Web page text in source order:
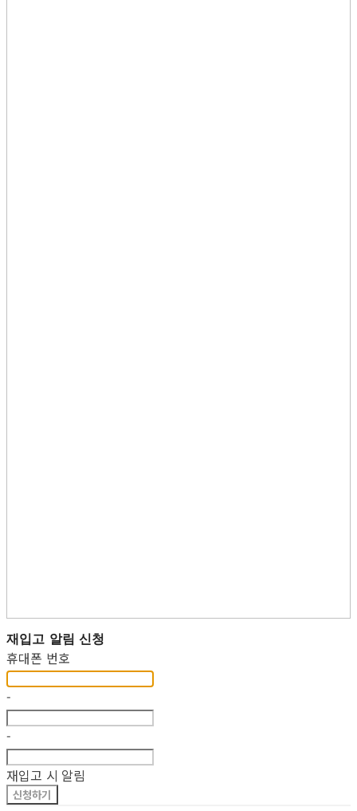
재입고 알림 신청
휴대폰 번호
-
-
재입고 시 알림
신청하기